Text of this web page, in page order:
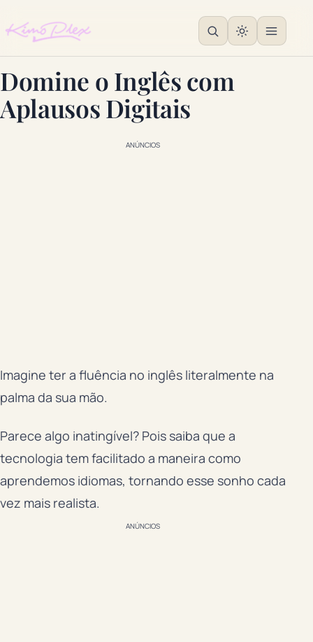
Domine o Inglês com
Aplausos Digitais
ANÚNCIOS
Imagine ter a fluência no inglês literalmente na
palma da sua mão.
Parece algo inatingível? Pois saiba que a
tecnologia tem facilitado a maneira como
aprendemos idiomas, tornando esse sonho cada
vez mais realista.
ANÚNCIOS